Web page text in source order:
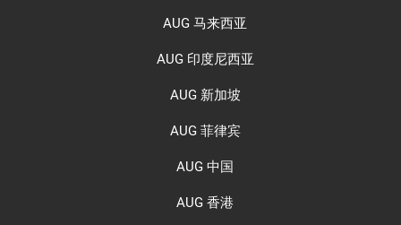
AUG 马来西亚
AUG 印度尼西亚
AUG 新加坡
AUG 菲律宾
AUG 中国
AUG 香港